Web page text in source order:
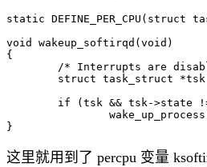
static
void wakeup_softirqd(void)
{
这里就用到了 percpu 变量